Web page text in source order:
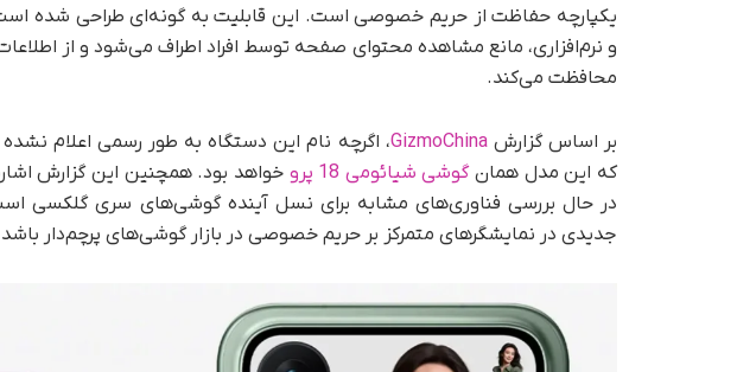
یکپارچه حفاظت از حریم خصوصی است. این قابلیت به‌ گونه‌ای طراحی شده
و نرم‌افزاری، مانع مشاهده محتوای صفحه توسط افراد اطراف می‌شود و از
محافظت می‌کند.
بر اساس گزارشGizmoChina، اگرچه نام این دستگاه به‌ طور رسمی اعلام
که این مدل همانگوشی شیائومی 18 پرو
خواهد بود. همچنین این گزارش
در حال بررسی فناوری‌های مشابه برای نسل آینده گوشی‌های سری گلکسی
جدیدی در نمایشگرهای متمرکز بر حریم خصوصی در بازار گوشی‌های پرچم‌دار